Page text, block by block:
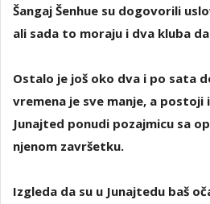
Šangaj Šenhue su dogovorili
ali sada to moraju i dva kluba
Ostalo je još oko dva i po sata
vremena je sve manje, a postoji
Junajted ponudi pozajmicu sa
njenom završetku.
Izgleda da su u Junajtedu baš